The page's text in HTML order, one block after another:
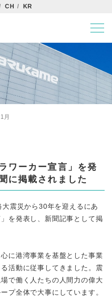
CH KR
1月
ワーカー宣言」を発
に掲載されました
震災から30年を迎えるにあ
を発表し、新聞記事として掲
に港湾事業を基盤とした事業
活動に従事してきました。震
で働く人たちの人間力の偉大
プ全体で大事にしています。